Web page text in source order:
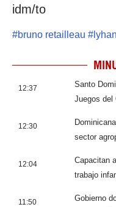
idm/to
#bruno retailleau #
12:37
Santo
Juegos del
12:30
sector
12:04
Capacitan
trabajo
11:50
Gobierno